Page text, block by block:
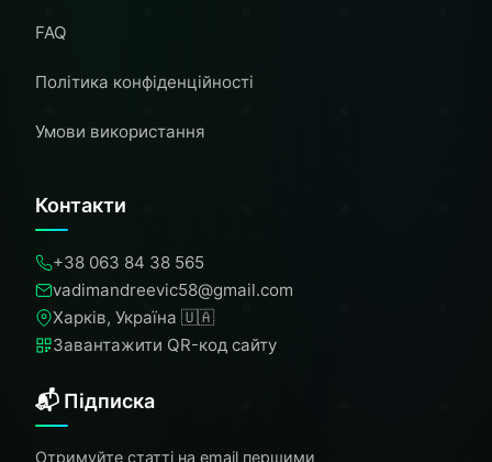
FAQ
Політика конфіденційності
Умови використання
Контакти
+38 063 84 38 565
vadimandreevic58@gmail.com
Харків, Україна 🇺🇦
Завантажити QR-код сайту
📬 Підписка
Отримуйте статті на email першими